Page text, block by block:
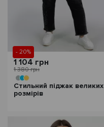
- 20%
1 104 грн
1 380 грн
Стильний піджак великих
розмірів